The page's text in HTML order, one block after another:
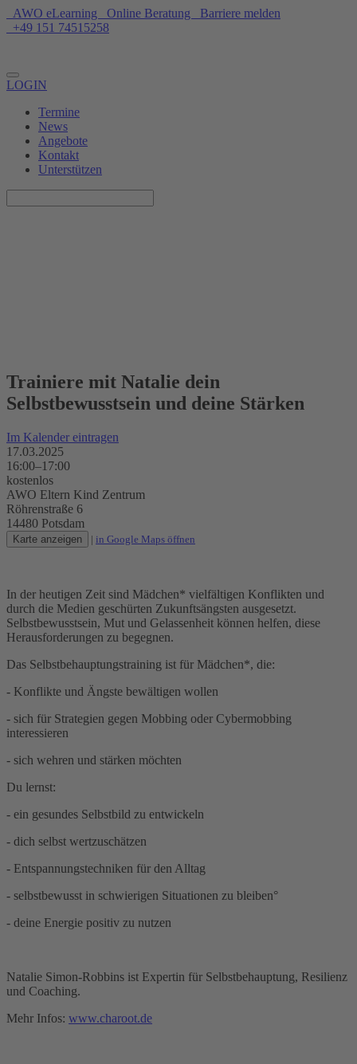
AWO eLearning Online Beratung
Barriere melden
+49 151 74515258
LOGIN
Termine
News
Angebote
Kontakt
Unterstützen
Trainiere mit Natalie dein
Selbstbewusstsein und deine Stärken
Im Kalender eintragen
17.03.2025
16:00–17:00
kostenlos
AWO Eltern Kind Zentrum
Röhrenstraße 6
14480 Potsdam
Karte anzeigen | in Google Maps öffnen
In der heutigen Zeit sind Mädchen* vielfältigen Konflikten und
durch die Medien geschürten Zukunftsängsten ausgesetzt.
Selbstbewusstsein, Mut und Gelassenheit können helfen, diese
Herausforderungen zu begegnen.
Das Selbstbehauptungstraining ist für Mädchen*, die:
- Konflikte und Ängste bewältigen wollen
- sich für Strategien gegen Mobbing oder Cybermobbing
interessieren
- sich wehren und stärken möchten
Du lernst:
- ein gesundes Selbstbild zu entwickeln
- dich selbst wertzuschätzen
- Entspannungstechniken für den Alltag
- selbstbewusst in schwierigen Situationen zu bleiben°
- deine Energie positiv zu nutzen
Natalie Simon-Robbins ist Expertin für Selbstbehauptung, Resilienz
und Coaching.
Mehr Infos: www.charoot.de